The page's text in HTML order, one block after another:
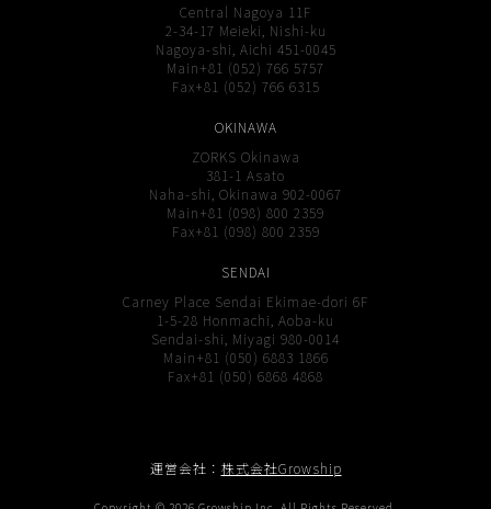
Central Nagoya 11F
2-34-17 Meieki, Nishi-ku
Nagoya-shi, Aichi 451-0045
Main+81 (052) 766 5757
Fax+81 (052) 766 6315
OKINAWA
ZORKS Okinawa
381-1 Asato
Naha-shi, Okinawa 902-0067
Main+81 (098) 800 2359
Fax+81 (098) 800 2359
SENDAI
Carney Place Sendai Ekimae-dori 6F
1-5-28 Honmachi, Aoba-ku
Sendai-shi, Miyagi 980-0014
Main+81 (050) 6883 1866
Fax+81 (050) 6868 4868
運営会社： 株式会社Growship